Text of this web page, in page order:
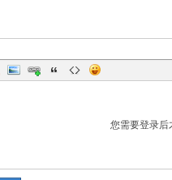
您需要登录